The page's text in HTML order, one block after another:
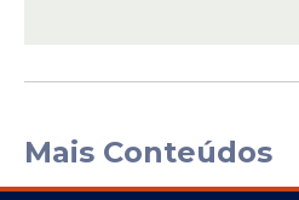
Mais Conteúdos